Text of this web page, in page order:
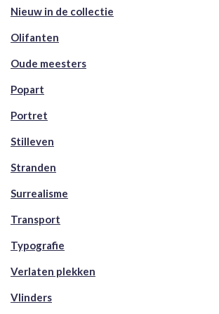
Nieuw in de collectie
Olifanten
Oude meesters
Popart
Portret
Stilleven
Stranden
Surrealisme
Transport
Typografie
Verlaten plekken
Vlinders